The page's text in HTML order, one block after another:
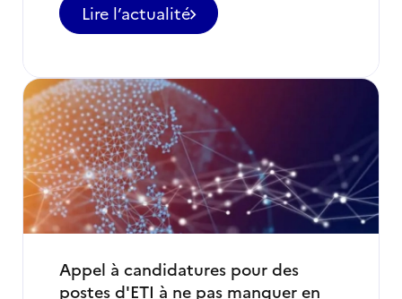
Lire l’actualité
-
Appel
candidatures
:
postes
d’expertise
à
pourvoir
en
Ukraine
#6
Appel à candidatures pour des
postes d'ETI à ne pas manquer en